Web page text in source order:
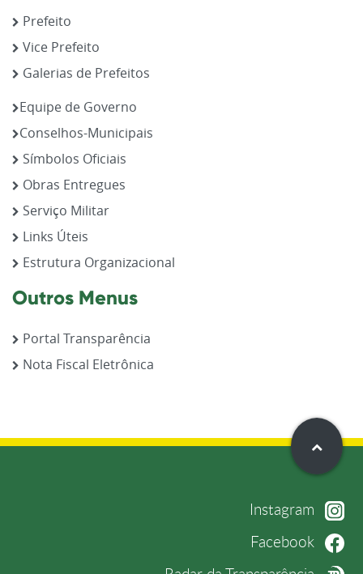
Prefeito
Vice Prefeito
Galerias de Prefeitos
Equipe de Governo
Conselhos-Municipais
Símbolos Oficiais
Obras Entregues
Serviço Militar
Links Úteis
Estrutura Organizacional
Outros Menus
Portal Transparência
Nota Fiscal Eletrônica
Instagram
Facebook